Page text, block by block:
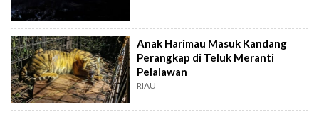
Anak Harimau Masuk Kandang
Perangkap di Teluk Meranti
Pelalawan
RIAU